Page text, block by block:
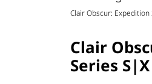
Clair Obscur:
Clair
Series S|X